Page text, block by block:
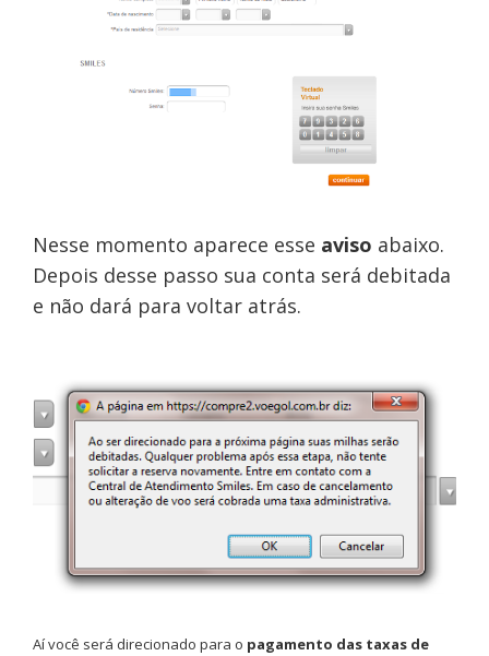
Nesse momento aparece esse aviso abaixo.
Depois desse passo sua conta será debitada
e não dará para voltar atrás.
Aí você será direcionado para o pagamento das taxas de